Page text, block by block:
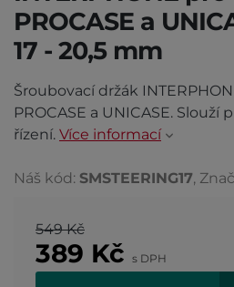
PROCASE a
17 - 20,5 mm
Šroubovací držák
PROCASE a UNICASE. Slouží
řízení. Více informací
Náš kód: SMSTEERING17,
549 Kč
389 Kč s DPH